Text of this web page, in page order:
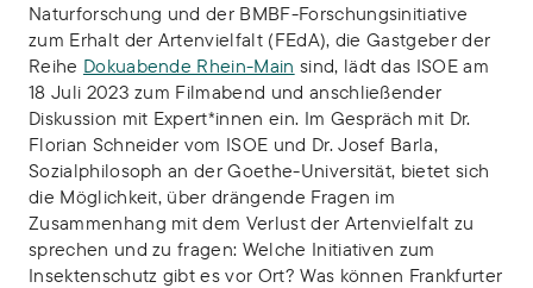
Naturforschung und der BMBF-Forschungsinitiative
zum Erhalt der Artenvielfalt (FEdA), die Gastgeber der
Reihe Dokuabende Rhein-Main sind, lädt das ISOE am
18 Juli 2023 zum Filmabend und anschließender
Diskussion mit Expert*innen ein. Im Gespräch mit Dr.
Florian Schneider vom ISOE und Dr. Josef Barla,
Sozialphilosoph an der Goethe-Universität, bietet sich
die Möglichkeit, über drängende Fragen im
Zusammenhang mit dem Verlust der Artenvielfalt zu
sprechen und zu fragen: Welche Initiativen zum
Insektenschutz gibt es vor Ort? Was können Frankfurter